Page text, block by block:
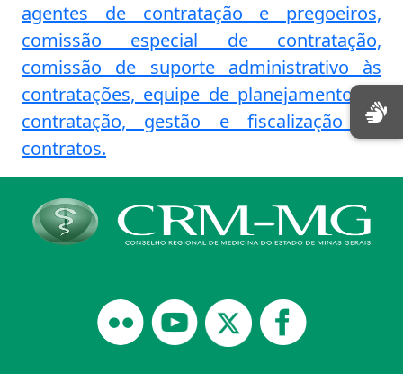
agentes de contratação e pregoeiros,
comissão especial de contratação,
comissão de suporte administrativo às
contratações, equipe de planejamento da
contratação, gestão e fiscalização de
contratos.